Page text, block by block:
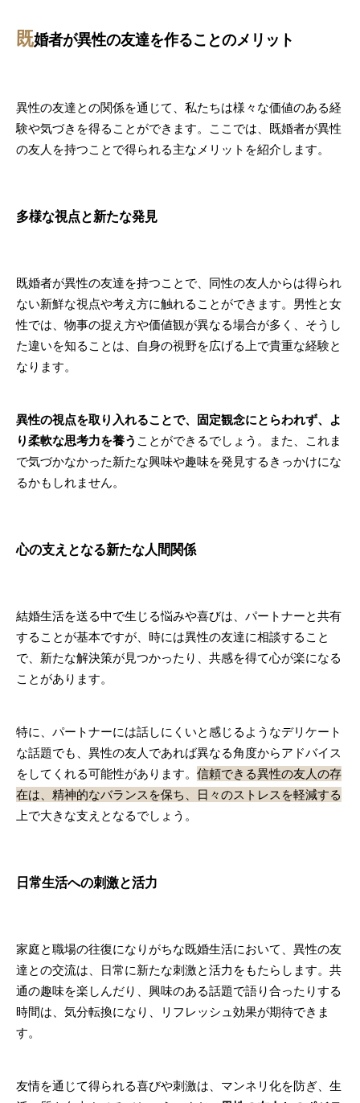
既婚者が異性の友達を作ることのメリット
異性の友達との関係を通じて、私たちは様々な価値のある経
験や気づきを得ることができます。ここでは、既婚者が異性
の友人を持つことで得られる主なメリットを紹介します。
多様な視点と新たな発見
既婚者が異性の友達を持つことで、同性の友人からは得られ
ない新鮮な視点や考え方に触れることができます。男性と女
性では、物事の捉え方や価値観が異なる場合が多く、そうし
た違いを知ることは、自身の視野を広げる上で貴重な経験と
なります。
異性の視点を取り入れることで、固定観念にとらわれず、よ
り柔軟な思考力を養う ことができるでしょう。また、これま
で気づかなかった新たな興味や趣味を発見するきっかけにな
るかもしれません。
心の支えとなる新たな人間関係
結婚生活を送る中で生じる悩みや喜びは、パートナーと共有
することが基本ですが、時には異性の友達に相談すること
で、新たな解決策が見つかったり、共感を得て心が楽になる
ことがあります。
特に、パートナーには話しにくいと感じるようなデリケート
な話題でも、異性の友人であれば異なる角度からアドバイス
をしてくれる可能性があります。 信頼できる異性の友人の存
在は、精神的なバランスを保ち、日々のストレスを軽減する
上で大きな支えとなるでしょう。
日常生活への刺激と活力
家庭と職場の往復になりがちな既婚生活において、異性の友
達との交流は、日常に新たな刺激と活力をもたらします。共
通の趣味を楽しんだり、興味のある話題で語り合ったりする
時間は、気分転換になり、リフレッシュ効果が期待できま
す。
友情を通じて得られる喜びや刺激は、マンネリ化を防ぎ、生